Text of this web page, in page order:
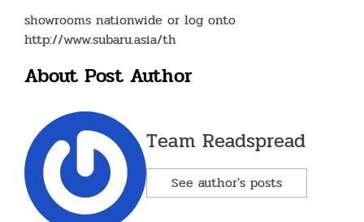
showrooms nationwide or log onto
http://www.subaru.asia/th
About Post Author
Team Readspread
See author's posts